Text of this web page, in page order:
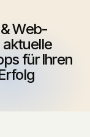
Web-
für Ihren